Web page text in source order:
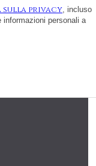
sulla privacy, incluso
informazioni personali a